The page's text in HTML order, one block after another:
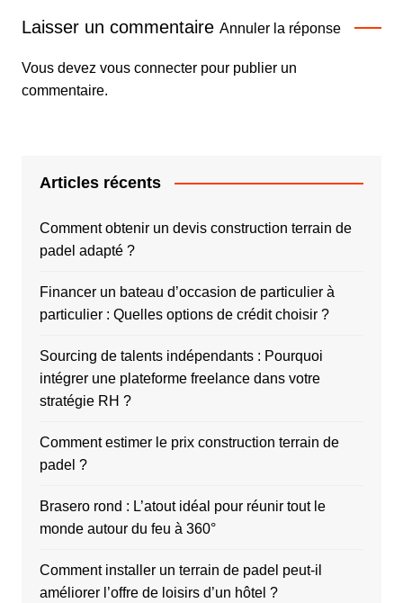
Laisser un commentaire Annuler la réponse
Vous devez vous connecterpour publier un
commentaire.
Articles récents
Comment obtenir un devis construction terrain de
padel adapté ?
Financer un bateau d’occasion de particulier à
particulier : Quelles options de crédit choisir ?
Sourcing de talents indépendants : Pourquoi
intégrer une plateforme freelance dans votre
stratégie RH ?
Comment estimer le prix construction terrain de
padel ?
Brasero rond : L’atout idéal pour réunir tout le
monde autour du feu à 360°
Comment installer un terrain de padel peut-il
améliorer l’offre de loisirs d’un hôtel ?